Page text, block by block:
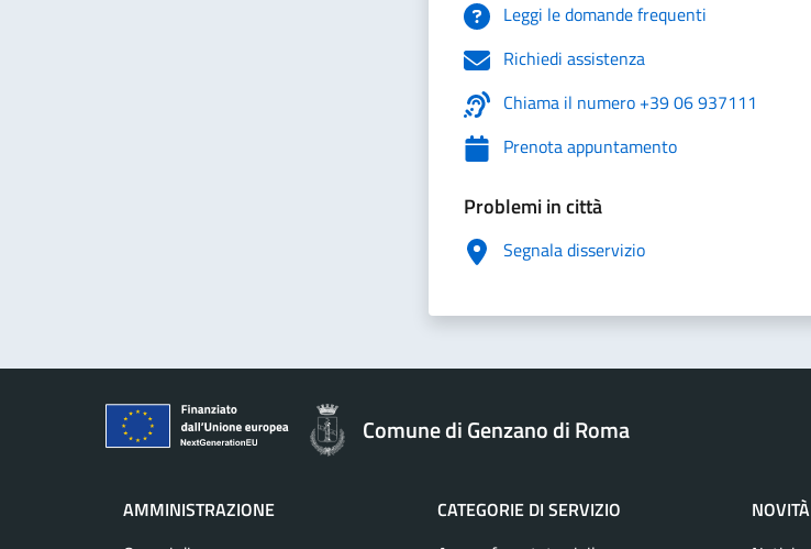
Leggi le domande frequenti
Richiedi assistenza
Chiama il numero +39 06 937111
Prenota appuntamento
Problemi in città
Segnala disservizio
Comune di Genzano di Roma
AMMINISTRAZIONE
CATEGORIE DI SERVIZIO
NOVITÀ